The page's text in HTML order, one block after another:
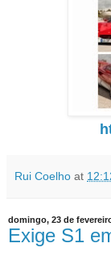
Rui Coelho at
domingo, 23 de
Exige S1